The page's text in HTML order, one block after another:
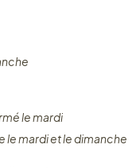
le mardi
le mardi et le dimanche